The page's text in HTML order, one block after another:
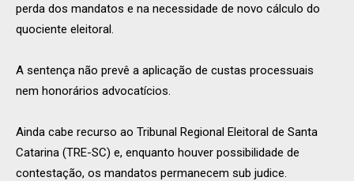
perda dos mandatos e na necessidade de novo cálculo do
quociente eleitoral.
A sentença não prevê a aplicação de custas processuais
nem honorários advocatícios.
Ainda cabe recurso ao Tribunal Regional Eleitoral de Santa
Catarina (TRE-SC) e, enquanto houver possibilidade de
contestação, os mandatos permanecem sub judice.